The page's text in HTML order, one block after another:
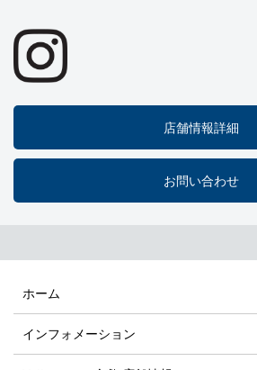
店舗情報詳細
お問い合わせ
ホーム
インフォメーション